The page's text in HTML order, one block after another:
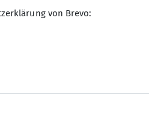
von Brevo: